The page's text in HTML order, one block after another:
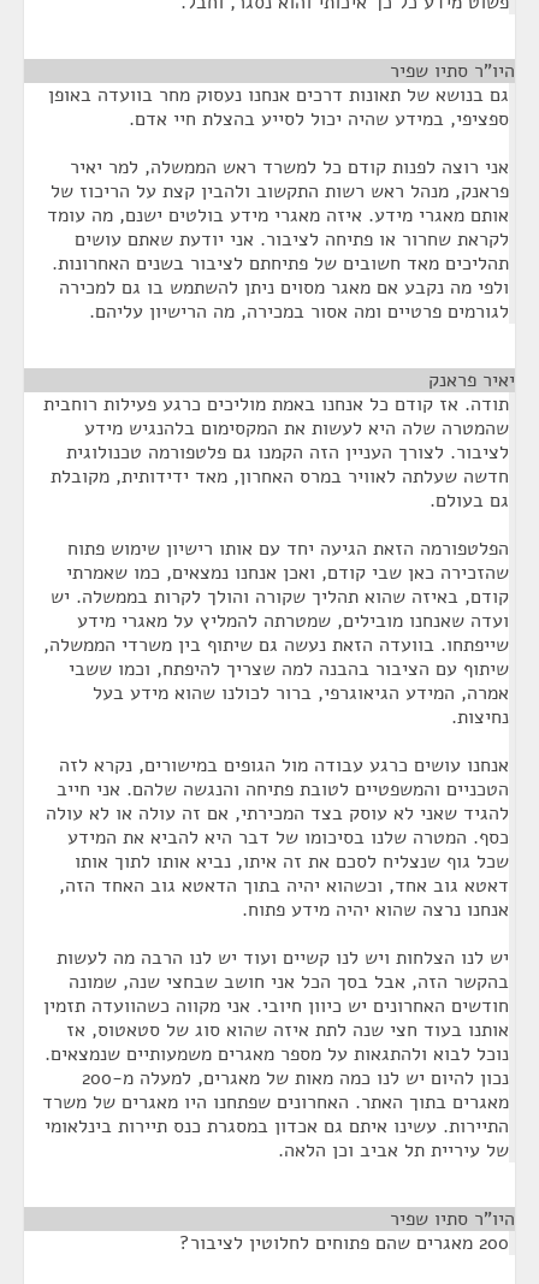
היו"ר סתיו שפיר
גם בנושא של תאונות דרכים אנחנו נעסוק מחר בוועדה באופן
ספציפי, במידע שהיה יכול לסייע בהצלת חיי אדם.
אני רוצה לפנות קודם כל למשרד ראש הממשלה, למר יאיר
פראנק, מנהל ראש רשות התקשוב ולהבין קצת על הריכוז של
אותם מאגרי מידע. איזה מאגרי מידע בולטים ישנם, מה עומד
לקראת שחרור או פתיחה לציבור. אני יודעת שאתם עושים
תהליכים מאד חשובים של פתיחתם לציבור בשנים האחרונות.
ולפי מה נקבע אם מאגר מסוים ניתן להשתמש בו גם למכירה
לגורמים פרטיים ומה אסור במכירה, מה הרישיון עליהם.
יאיר פראנק
תודה. אז קודם כל אנחנו באמת מוליכים כרגע פעילות רוחבית
שהמטרה שלה היא לעשות את המקסימום בלהנגיש מידע
לציבור. לצורך העניין הזה הקמנו גם פלטפורמה טכנולוגית
חדשה שעלתה לאוויר במרס האחרון, מאד ידידותית, מקובלת
גם בעולם.
הפלטפורמה הזאת הגיעה יחד עם אותו רישיון שימוש פתוח
שהזכירה כאן שבי קודם, ואכן אנחנו נמצאים, כמו שאמרתי
קודם, באיזה שהוא תהליך שקורה והולך לקרות בממשלה. יש
ועדה שאנחנו מובילים, שמטרתה להמליץ על מאגרי מידע
שייפתחו. בוועדה הזאת נעשה גם שיתוף בין משרדי הממשלה,
שיתוף עם הציבור בהבנה למה שצריך להיפתח, וכמו ששבי
אמרה, המידע הגיאוגרפי, ברור לכולנו שהוא מידע בעל
נחיצות.
אנחנו עושים כרגע עבודה מול הגופים במישורים, נקרא לזה
הטכניים והמשפטיים לטובת פתיחה והנגשה שלהם. אני חייב
להגיד שאני לא עוסק בצד המכירתי, אם זה עולה או לא עולה
כסף. המטרה שלנו בסיכומו של דבר היא להביא את המידע
שכל גוף שנצליח לסכם את זה איתו, נביא אותו לתוך אותו
דאטא גוב אחד, וכשהוא יהיה בתוך הדאטא גוב האחד הזה,
אנחנו נרצה שהוא יהיה מידע פתוח.
יש לנו הצלחות ויש לנו קשיים ועוד יש לנו הרבה מה לעשות
בהקשר הזה, אבל בסך הכל אני חושב שבחצי שנה, שמונה
חודשים האחרונים יש כיוון חיובי. אני מקווה כשהוועדה תזמין
אותנו בעוד חצי שנה לתת איזה שהוא סוג של סטאטוס, אז
נוכל לבוא ולהתגאות על מספר מאגרים משמעותיים שנמצאים.
נכון להיום יש לנו כמה מאות של מאגרים, למעלה מ-200
מאגרים בתוך האתר. האחרונים שפתחנו היו מאגרים של משרד
התיירות. עשינו איתם גם אכדון במסגרת כנס תיירות בינלאומי
של עיריית תל אביב וכן הלאה.
היו"ר סתיו שפיר
200 מאגרים שהם פתוחים לחלוטין לציבור?